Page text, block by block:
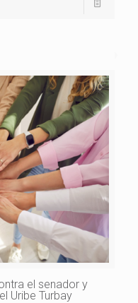
el senador y
Uribe Turbay